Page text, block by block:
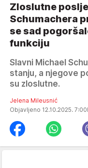
Zloslutne
Schumachera
se sad
funkciju
Slavni Michael
stanju, a njegove
su zloslutne.
Jelena Mileusnić
Objavljeno 12.10.2025.